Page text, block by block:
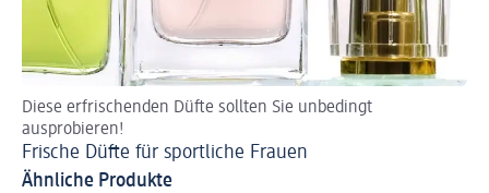
Diese erfrischenden Düfte sollten Sie unbedingt
ausprobieren!
Frische Düfte für sportliche Frauen
Ähnliche Produkte